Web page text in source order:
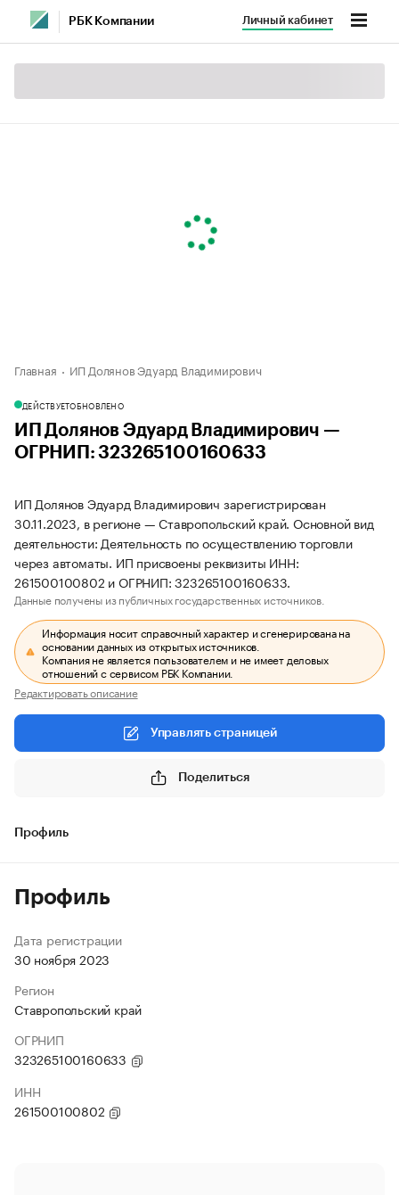
РБК Компании Личный кабинет
Главная ИП Долянов Эдуард Владимирович
ДЕЙСТВУЕТОБНОВЛЕНО
ИП Долянов Эдуард Владимирович —
ОГРНИП: 323265100160633
ИП Долянов Эдуард Владимирович зарегистрирован
30.11.2023, в регионе — Ставропольский край. Основной вид
деятельности: Деятельность по осуществлению торговли
через автоматы. ИП присвоены реквизиты ИНН:
261500100802 и ОГРНИП: 323265100160633.
Данные получены из публичных государственных источников.
Информация носит справочный характер и сгенерирована на
основании данных из открытых источников.
Компания не является пользователем и не имеет деловых
отношений с сервисом РБК Компании.
Редактировать описание
Управлять страницей
Поделиться
Профиль
Профиль
Дата регистрации
30 ноября 2023
Регион
Ставропольский край
ОГРНИП
323265100160633
ИНН
261500100802